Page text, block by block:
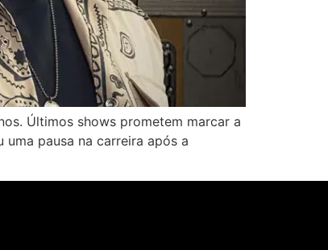
Últimos shows prometem marcar a
pausa na carreira após a